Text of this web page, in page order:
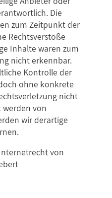
Die
zum Zeitpunkt der
Rechtsverstöße
Inhalte waren zum
nicht erkennbar.
Kontrolle der
ohne konkrete
nicht
von
wir derartige
von